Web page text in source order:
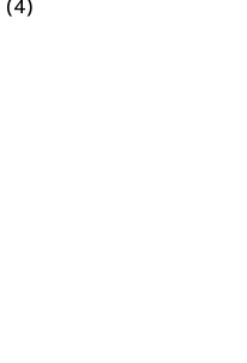
(4)